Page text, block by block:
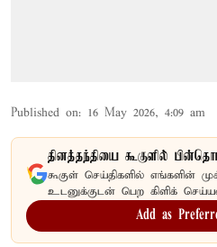
Published on: 16 May 2026, 4:09 am
தினத்தந்தியை கூகுளில்
கூகுள் செய்திகளில் எங்களின்
உடனுக்குடன் பெற கிளிக்
Add as